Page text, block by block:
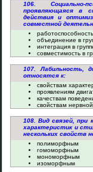
106. Социально-
проявляющаяся в
действия и
совместной
объединение в
интеграция в
совместимость в
107. Лабильность,
относятся к:
свойствам
проявлениям
качествам
свойствам
108. Вид связей,
характеристик и
нескольких свойств
полиморфным
гомоморфным
мономорфным
изоморфным